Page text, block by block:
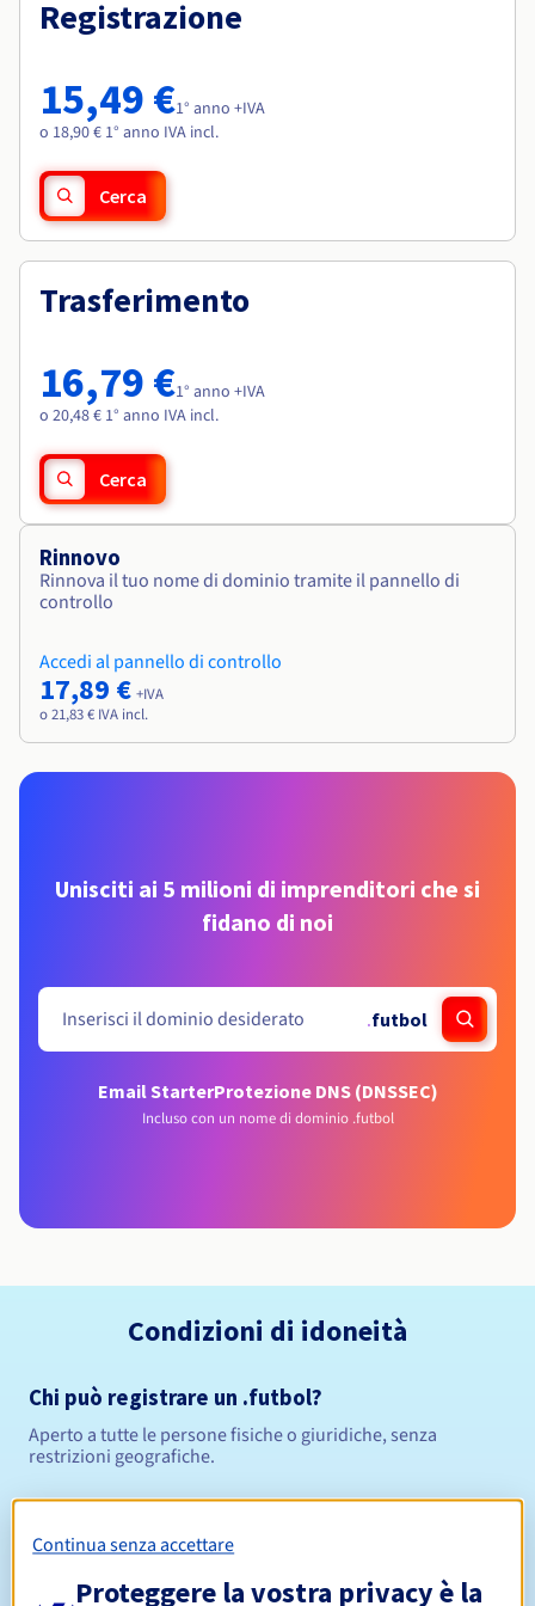
Tariffe
Roadmap & Changelog
Osservabilità
Roadmap & Changelog
Roadmap & Changelog
Roadmap & Changelog
Roadmap & Changelog
Registrazione
15,49 €1° anno +IVA
o 18,90 € 1° anno IVA incl.
Cerca
Trasferimento
16,79 €1° anno +IVA
o 20,48 € 1° anno IVA incl.
Cerca
Rinnovo
Rinnova il tuo nome di dominio tramite il pannello di
controllo
Accedi al pannello di controllo
17,89 € +IVA
o 21,83 € IVA incl.
Unisciti ai 5 milioni di imprenditori che si
fidano di noi
.futbol
Email StarterProtezione DNS (DNSSEC)
Incluso con un nome di dominio .futbol
Condizioni di idoneità
Chi può registrare un .futbol?
Aperto a tutte le persone fisiche o giuridiche, senza
restrizioni geografiche.
Regole di gestione e notifiche
Continua senza accettare
Proteggere la vostra privacy è la